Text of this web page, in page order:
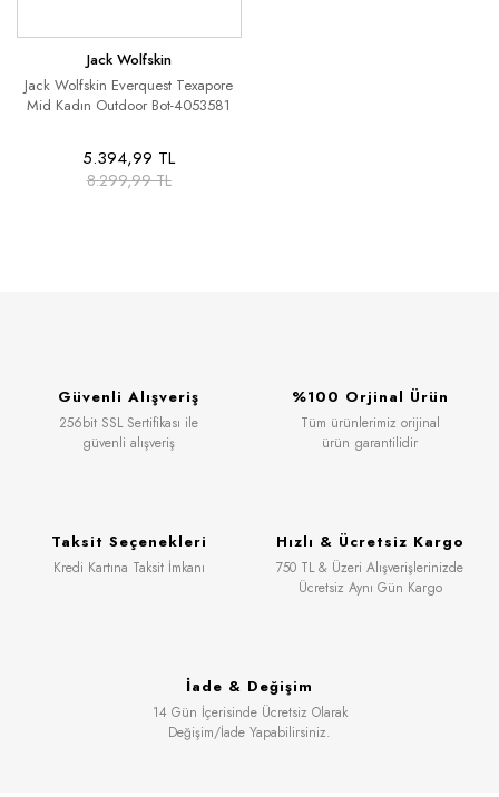
Jack Wolfskin
Jack Wolfskin Everquest Texapore
Mid Kadın Outdoor Bot-4053581
5.394,99 TL
8.299,99 TL
Güvenli Alışveriş
256bit SSL Sertifikası ile
güvenli alışveriş
%100 Orjinal Ürün
Tüm ürünlerimiz orijinal
ürün garantilidir
Taksit Seçenekleri
Kredi Kartına Taksit İmkanı
Hızlı & Ücretsiz Kargo
750 TL & Üzeri Alışverişlerinizde
Ücretsiz Aynı Gün Kargo
İade & Değişim
14 Gün İçerisinde Ücretsiz Olarak
Değişim/İade Yapabilirsiniz.